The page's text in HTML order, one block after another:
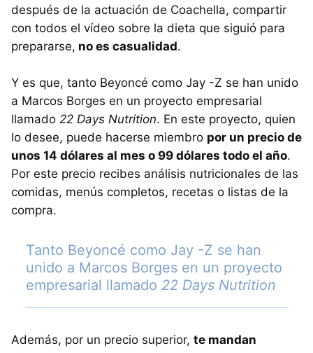
después de la actuación de Coachella, compartir
con todos el vídeo sobre la dieta que siguió para
prepararse, no es casualidad.
Y es que, tanto Beyoncé como Jay -Z se han unido
a Marcos Borges en un proyecto empresarial
llamado 22 Days Nutrition. En este proyecto, quien
lo desee, puede hacerse miembro por un precio de
unos 14 dólares al mes o 99 dólares todo el año.
Por este precio recibes análisis nutricionales de las
comidas, menús completos, recetas o listas de la
compra.
Tanto Beyoncé como Jay -Z se han
unido a Marcos Borges en un proyecto
empresarial llamado 22 Days Nutrition
Además, por un precio superior, te mandan